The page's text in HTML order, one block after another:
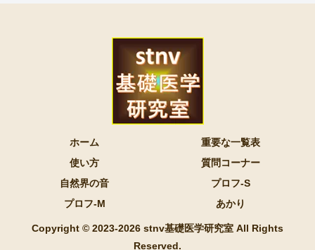
ホーム
重要な一覧表
使い方
質問コーナー
自然界の音
プロフ-S
プロフ-M
あかり
Copyright © 2023-2026 stnv基礎医学研究室 All Rights
Reserved.